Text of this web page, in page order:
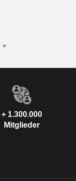
+ 1.300.000
Mitglieder